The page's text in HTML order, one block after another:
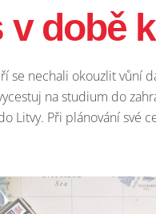
v době
se nechali okouzlit vůní
na studium do
Litvy. Při plánování své